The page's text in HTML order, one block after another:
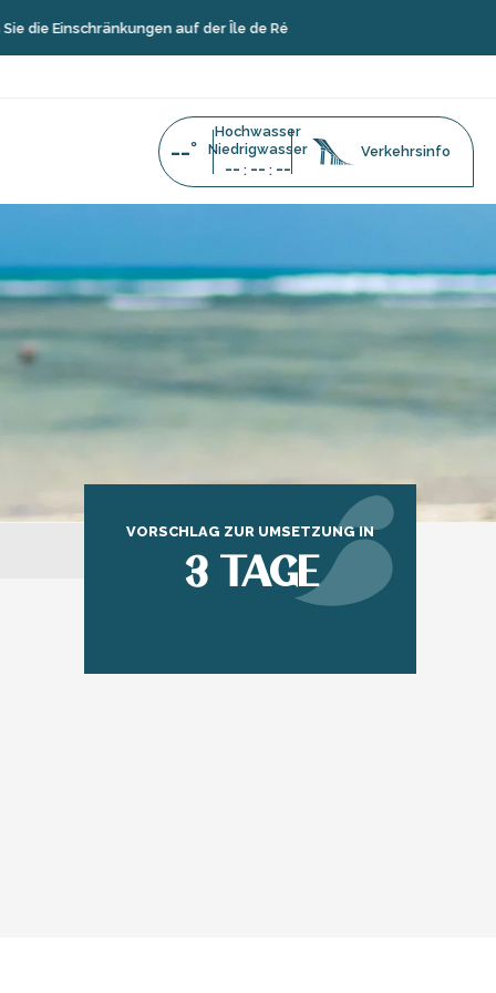
auf der Île de Ré
--°
Hochwasser
Niedrigwasser
-- : -- : --
Verkehrsinfo
VORSCHLAG ZUR UMSETZUNG IN
3 TAGE